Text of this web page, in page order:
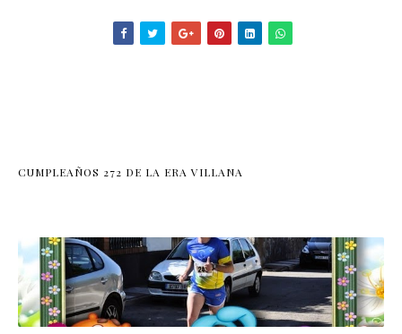
CUMPLEAÑOS 272 DE LA ERA VILLANA